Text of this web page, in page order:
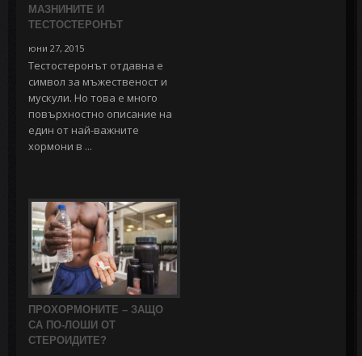
МАЗНИНИТЕ И
ТЕСТОСТЕРОНЪТ
юни 27, 2015
Тестостеронът отдавна е
символ за мъжественост и
мускули. Но това е много
повърхностно описание на
един от най-важните
хормони в ...
ПРОХОРМОНИТЕ – ЗАЩО
СА ПО-ЛОШИ ОТ
СТЕРОИДИТЕ?